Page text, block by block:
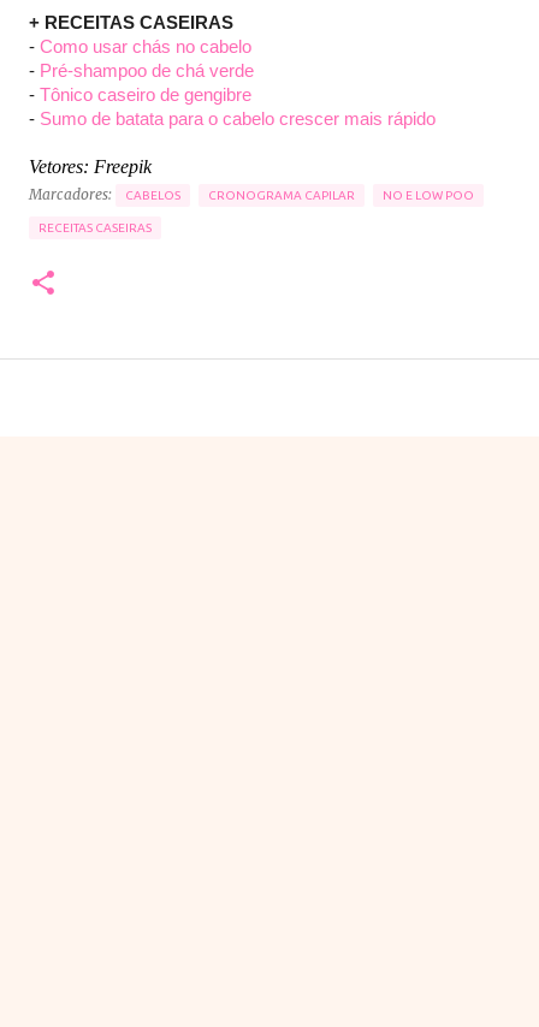
+ RECEITAS CASEIRAS
- Como usar chás no cabelo
- Pré-shampoo de chá verde
- Tônico caseiro de gengibre
- Sumo de batata para o cabelo crescer mais rápido
Vetores: Freepik
Marcadores: CABELOS CRONOGRAMA CAPILAR NO E LOW POO
RECEITAS CASEIRAS